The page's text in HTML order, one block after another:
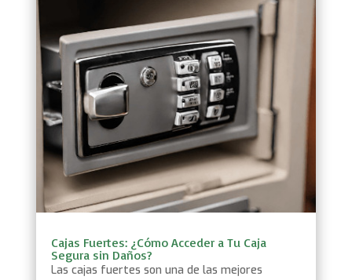
Cajas Fuertes: ¿Cómo Acceder a Tu Caja
Segura sin Daños?
Las cajas fuertes son una de las mejores